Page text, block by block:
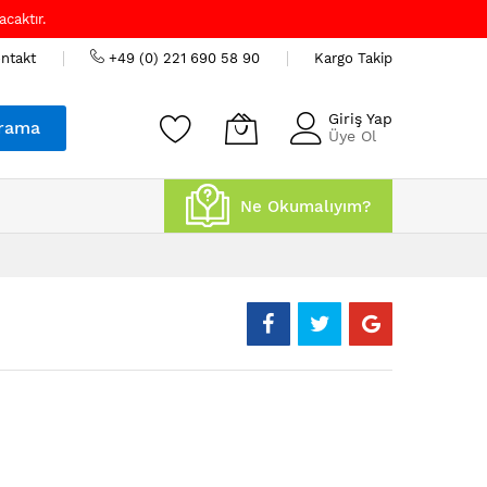
+49 (0) 221 690 58 90 Kargo Takip
Giriş Yap
Üye Ol
Ne Okumalıyım?